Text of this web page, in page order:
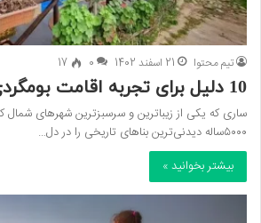
تیم محتوا 21 اسفند 1402 0
17
10 دلیل برای تجربه اقامت بومگردی‌های ساری
ساری که یکی از زیباترین و سرسبزترین شهرهای شمال
۵۰۰۰ساله دیدنی‌ترین بناهای تاریخی را در دل…
بیشتر بخوانید »